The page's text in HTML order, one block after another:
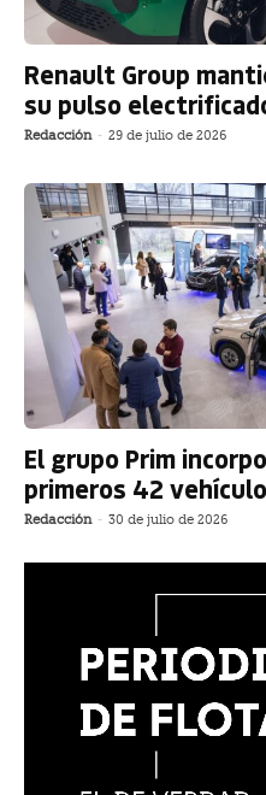
Renault Group
su pulso
Redacción - 29 de julio de 2026
El grupo Prim
primeros 42
Redacción - 30 de julio de 2026